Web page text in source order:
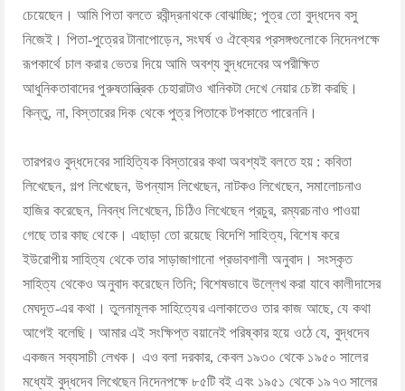
চেয়েছেন। আমি পিতা বলতে রবীন্দ্রনাথকে বোঝাচ্ছি; পুত্র তো বুদ্ধদেব বসু
নিজেই। পিতা-পুত্রের টানাপোড়েন, সংঘর্ষ ও ঐক্যের প্রসঙ্গগুলোকে নিদেনপক্ষে
রূপকার্থে চাল করার ভেতর দিয়ে আমি অবশ্য বুদ্ধদেবের অপরীক্ষিত
আধুনিকতাবাদের পুরুষতান্ত্রিক চেহারাটাও খানিকটা দেখে নেয়ার চেষ্টা করছি।
কিন্তু, না, বিস্তারের দিক থেকে পুত্র পিতাকে টপকাতে পারেননি।
তারপরও বুদ্ধদেবের সাহিত্যিক বিস্তারের কথা অবশ্যই বলতে হয় : কবিতা
লিখেছেন, গল্প লিখেছেন, উপন্যাস লিখেছেন, নাটকও লিখেছেন, সমালোচনাও
হাজির করেছেন, নিবন্ধ লিখেছেন, চিঠিও লিখেছেন প্রচুর, রম্যরচনাও পাওয়া
গেছে তার কাছ থেকে। এছাড়া তো রয়েছে বিদেশি সাহিত্য, বিশেষ করে
ইউরোপীয় সাহিত্য থেকে তার সাড়াজাগানো প্রভাবশালী অনুবাদ। সংস্কৃত
সাহিত্য থেকেও অনুবাদ করেছেন তিনি; বিশেষভাবে উল্লেখ করা যাবে কালীদাসের
মেঘদূত-এর কথা। তুলনামূলক সাহিত্যের এলাকাতেও তার কাজ আছে, যে কথা
আগেই বলেছি। আমার এই সংক্ষিপ্ত বয়ানেই পরিষ্কার হয়ে ওঠে যে, বুদ্ধদেব
একজন সব্যসাচী লেখক। এও বলা দরকার, কেবল ১৯৩০ থেকে ১৯৫০ সালের
মধ্যেই বুদ্ধদেব লিখেছেন নিদেনপক্ষে ৮৫টি বই এবং ১৯৫১ থেকে ১৯৭৩ সালের